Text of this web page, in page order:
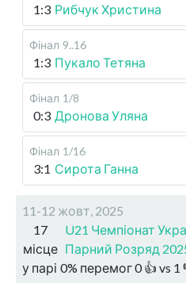
1:3 Рибчук Христина
Фінал 9..16
1:3 Пукало Тетяна
Фінал 1/8
0:3 Дронова Уляна
Фінал 1/16
3:1 Сирота Ганна
11-12 жовт, 2025
17
місце
U21 Чемпіонат
Парний Розряд
у парі 0% перемог0👍 vs 1